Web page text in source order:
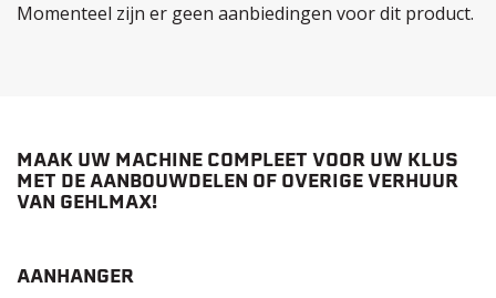
Momenteel zijn er geen aanbiedingen voor dit product.
MAAK UW MACHINE COMPLEET VOOR UW KLUS
MET DE AANBOUWDELEN OF OVERIGE VERHUUR
VAN GEHLMAX!
AANHANGER